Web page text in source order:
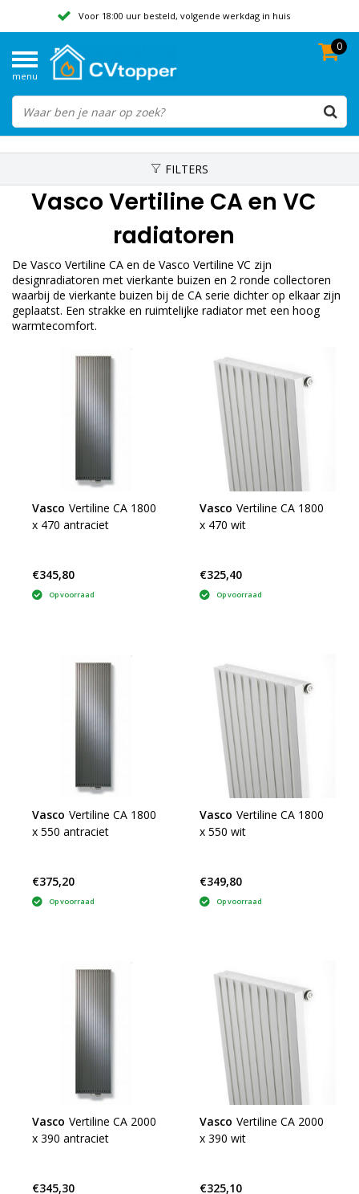
Voor 18:00 uur besteld, volgende werkdag in huis
Beoordeeld met een 9,8
menu
0
FILTERS
Vasco Vertiline CA en VC
radiatoren
De Vasco Vertiline CA en de Vasco Vertiline VC zijn
designradiatoren met vierkante buizen en 2 ronde collectoren
waarbij de vierkante buizen bij de CA serie dichter op elkaar zijn
geplaatst. Een strakke en ruimtelijke radiator met een hoog
warmtecomfort.
Vasco Vertiline CA 1800
x 470 antraciet
€345,80
Op voorraad
Vasco Vertiline CA 1800
x 470 wit
€325,40
Op voorraad
Vasco Vertiline CA 1800
x 550 antraciet
€375,20
Op voorraad
Vasco Vertiline CA 1800
x 550 wit
€349,80
Op voorraad
Vasco Vertiline CA 2000
x 390 antraciet
€345,30
Vasco Vertiline CA 2000
x 390 wit
€325,10